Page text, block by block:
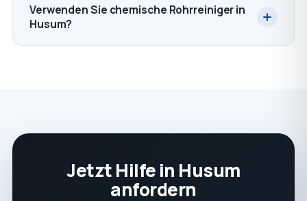
Verwenden Sie chemische Rohrreiniger in
Husum?
Jetzt Hilfe in Husum
anfordern